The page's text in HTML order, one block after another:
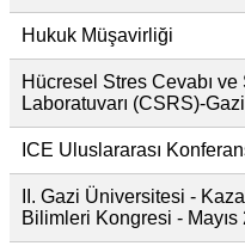
Hukuk Müşavirliği
Hücresel Stres Cevabı ve
Laboratuvarı (CSRS)-
ICE Uluslararası
II. Gazi Üniversitesi -
Bilimleri Kongresi - Mayıs